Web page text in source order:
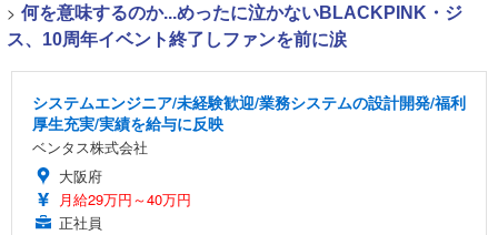
> 何を意味するのか...めったに泣かないBLACKPINK・ジ
ス、10周年イベント終了しファンを前に涙
システムエンジニア/未経験歓迎/業務システムの設計開発/福利
厚生充実/実績を給与に反映
ベンタス株式会社
大阪府
月給29万円～40万円
正社員